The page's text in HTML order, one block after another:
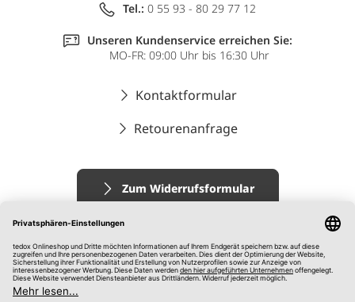
Tel.: 0 55 93 - 80 29 77 12
Unseren Kundenservice erreichen Sie:
MO-FR: 09:00 Uhr bis 16:30 Uhr
Kontaktformular
Retourenanfrage
Zum Widerrufsformular
Impressum
AGB